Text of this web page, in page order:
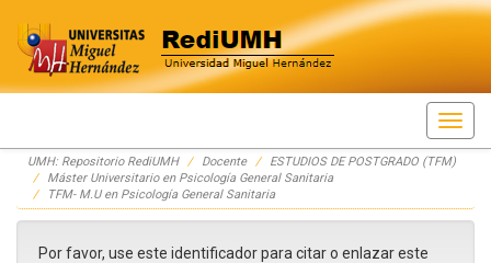
Skip
navigation
UMH: Repositorio RediUMH Docente
ESTUDIOS DE POSTGRADO (TFM)
Máster Universitario en Psicología General Sanitaria
TFM- M.U en Psicología General Sanitaria
Por favor, use este identificador para citar o enlazar este